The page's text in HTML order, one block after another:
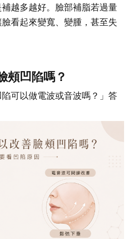
越多越好。臉部補脂若過量
看起來變寬、變腫，甚至失
頰凹陷嗎？
可以做電波或音波嗎？」答